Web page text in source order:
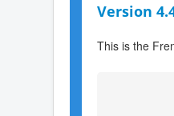
Version
This is the